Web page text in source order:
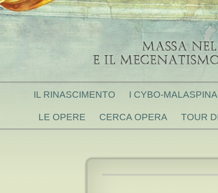
IL RINASCIMENTO I CYBO-
LE OPERE CERCA OPERA TOUR